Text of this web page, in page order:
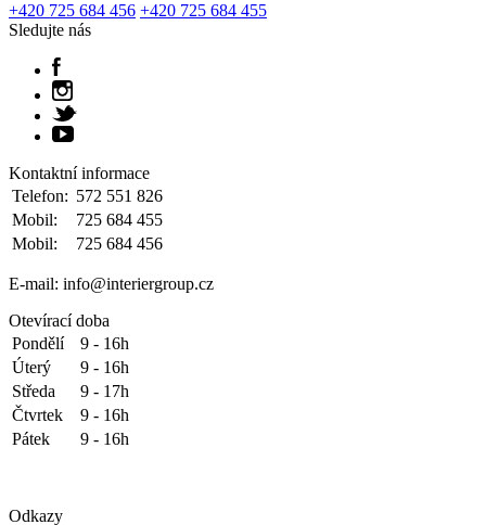
+420 725 684 456 +420 725 684 455
Sledujte nás
Kontaktní informace
Telefon: 572 551 826
Mobil:
725 684 455
Mobil:
725 684 456
E-mail: info@interiergroup.cz
Otevírací doba
Pondělí
9 - 16h
Úterý
9 - 16h
Středa
9 - 17h
Čtvrtek
9 - 16h
Pátek
9 - 16h
Odkazy